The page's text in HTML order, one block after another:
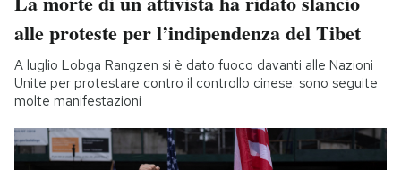
alle proteste per l’indipendenza del Tibet
A luglio Lobga Rangzen si è dato fuoco davanti alle Nazioni
Unite per protestare contro il controllo cinese: sono seguite
molte manifestazioni